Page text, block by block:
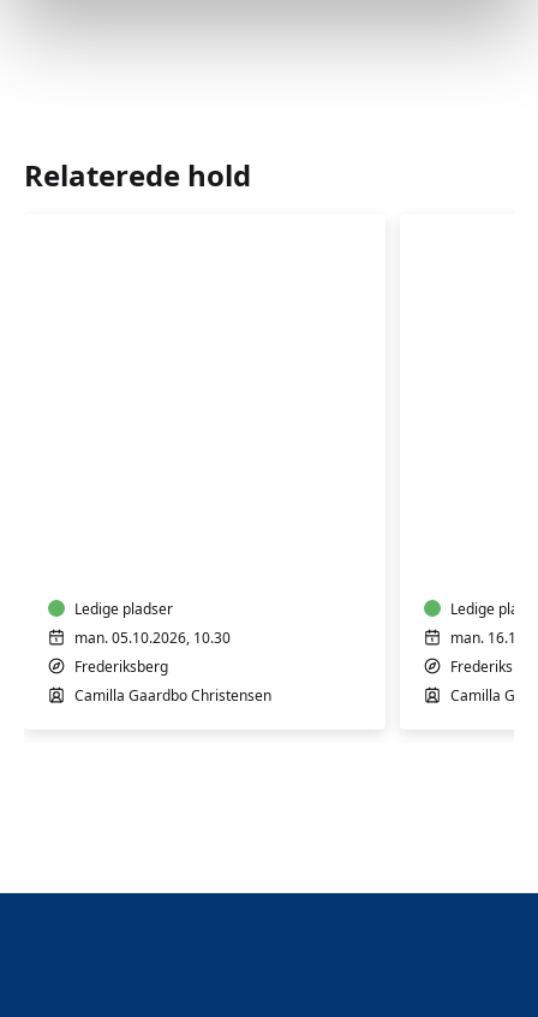
Relaterede hold
børnLedige pladser
man. 05.10.2026, 10.30
Frederiksberg
Camilla Gaardbo Christensen
børn
Ledige
man.
Camilla